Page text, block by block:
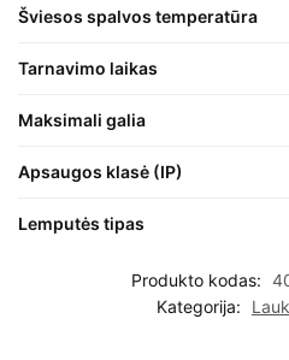
Šviesos spalvos temperatūra
Tarnavimo laikas
Maksimali galia
Apsaugos klasė (IP)
Lemputės tipas
Produkto kodas:
Kategorija: